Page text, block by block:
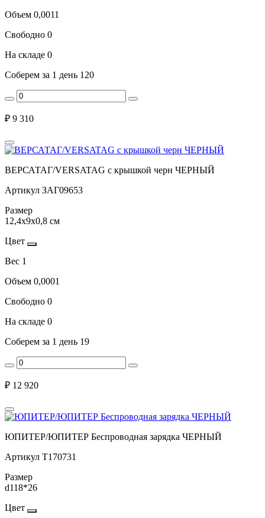
Объем 0,0011
Свободно 0
На складе 0
Соберем за 1 день 120
₽ 9 310
ВЕРСАТАГ/VERSATAG с крышкой черн ЧЕРНЫЙ
Артикул ЗАГ09653
Размер
12,4х9х0,8 см
Цвет
Вес 1
Объем 0,0001
Свободно 0
На складе 0
Соберем за 1 день 19
₽ 12 920
ЮПИТЕР/ЮПИТЕР Беспроводная зарядка ЧЕРНЫЙ
Артикул Т170731
Размер
d118*26
Цвет